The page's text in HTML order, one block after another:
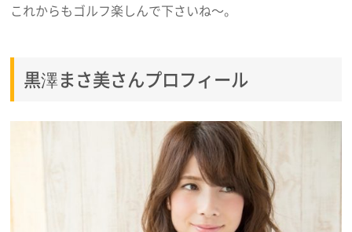
これからもゴルフ楽しんで下さいね～。
黒澤まさ美さんプロフィール